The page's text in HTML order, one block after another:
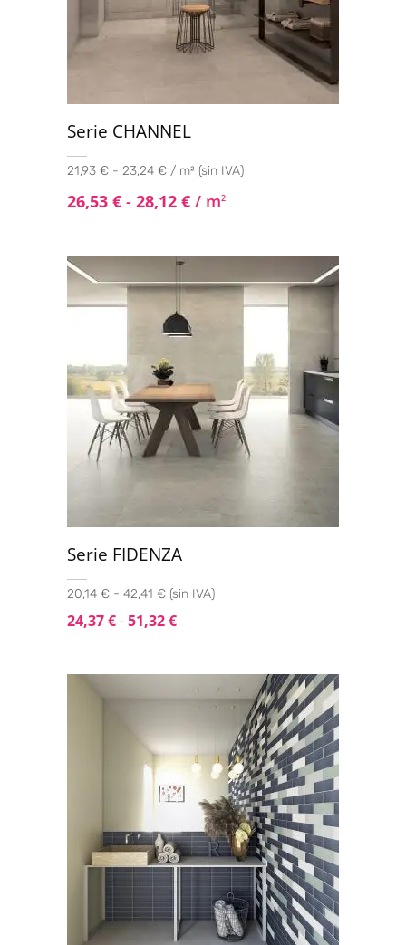
Serie CHANNEL
21,93 € - 23,24 € / m² (sin IVA)
26,53 € - 28,12 € / m2
Serie FIDENZA
20,14 € - 42,41 € (sin IVA)
24,37€-51,32€